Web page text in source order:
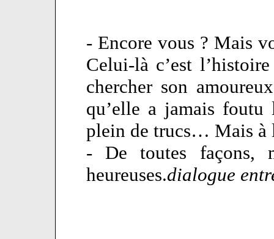
- Encore vous ? Mais
Celui-là c’est
chercher son
qu’elle a jamais
plein de trucs… Mais à
- De toutes façons,
heureuses.dialogue